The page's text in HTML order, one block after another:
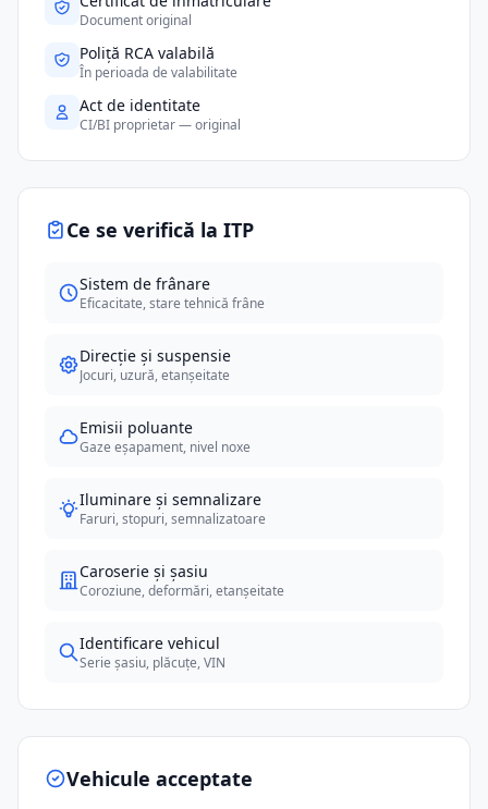
Document original
Poliță RCA valabilă
În perioada de valabilitate
Act de identitate
CI/BI proprietar — original
Ce se verifică la ITP
Sistem de frânare
Eficacitate, stare tehnică frâne
Direcție și suspensie
Jocuri, uzură, etanșeitate
Emisii poluante
Gaze eșapament, nivel noxe
Iluminare și semnalizare
Faruri, stopuri, semnalizatoare
Caroserie și șasiu
Coroziune, deformări, etanșeitate
Identificare vehicul
Serie șasiu, plăcuțe, VIN
Vehicule acceptate